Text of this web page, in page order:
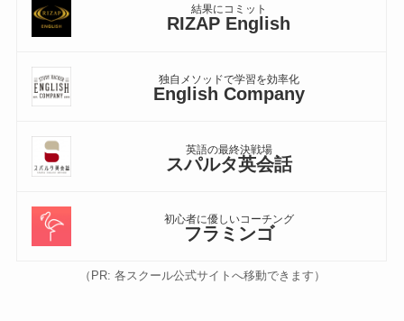
結果にコミット
RIZAP English
独自メソッドで学習を効率化
English Company
英語の最終決戦場
スパルタ英会話
初心者に優しいコーチング
フラミンゴ
（PR: 各スクール公式サイトへ移動できます）